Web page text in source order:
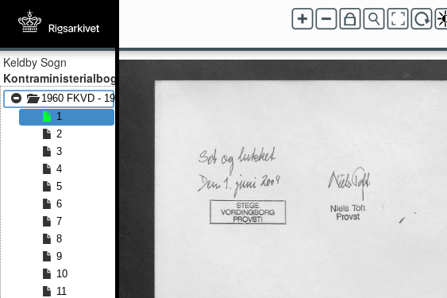
Keldby Sogn
Kontraministerialbog
1960 FKVD - 1979 FKVD
1
2
3
4
5
6
7
8
9
10
11